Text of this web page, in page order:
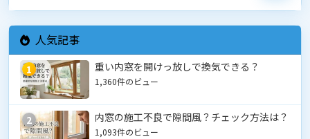
人気記事
1 重い内窓を開けっ放しで換気できる？
1,360件のビュー
2 内窓の施工不良で隙間風？チェック方法は？
1,093件のビュー